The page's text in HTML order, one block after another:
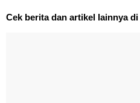
Cek berita dan artikel lainnya di